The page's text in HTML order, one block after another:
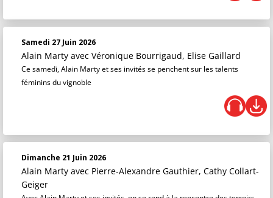
Samedi 27 Juin 2026
Alain Marty avec Véronique Bourrigaud, Elise Gaillard
Ce samedi, Alain Marty et ses invités se penchent sur les talents
féminins du vignoble
Dimanche 21 Juin 2026
Alain Marty avec Pierre-Alexandre Gauthier, Cathy Collart-
Geiger